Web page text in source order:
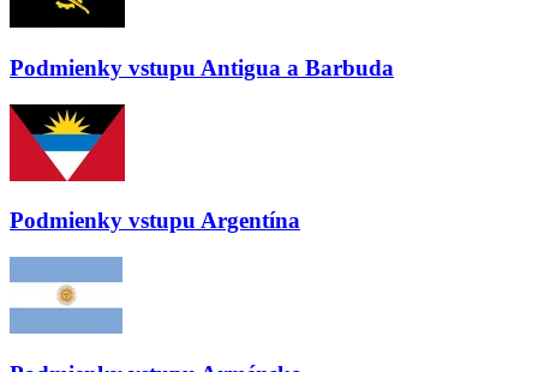
Podmienky vstupu Antigua a Barbuda
Podmienky vstupu Argentína